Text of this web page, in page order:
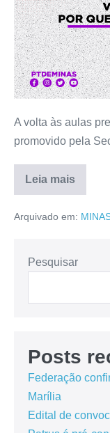
A volta às aulas
promovido pela
Leia mais
Arquivado em:
Pesquisar
Posts
Federação
Marília
Edital de